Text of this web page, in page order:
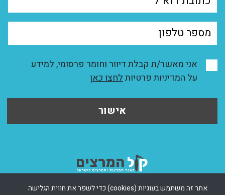
אני מאשר/ת קבלת דיוור וחומר פרסומי, למידע
על המדיניות פרטיותלחצו כאן
אישור
אתר זה משתמש בעוגיות (cookies) כדי לשפר את חווית הגלישה